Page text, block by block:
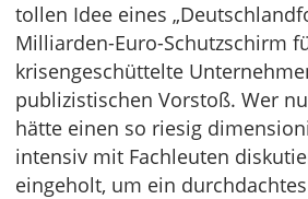
tollen Idee eines
Milliarden-Euro-Schutzschirm
krisengeschüttelte
publizistischen Vorstoß. Wer
hätte einen so riesig
intensiv mit Fachleuten
eingeholt, um ein durchdachtes